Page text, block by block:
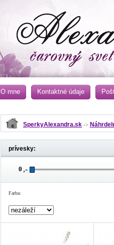
O mne Kontaktné údaje
SperkyAlexandra.sk ->
prívesky:
,-
Farba: